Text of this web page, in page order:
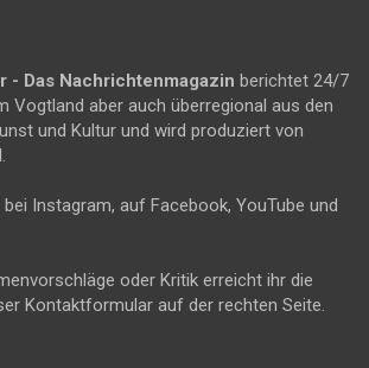
- Das Nachrichtenmagazin berichtet 24/7
Vogtland aber auch überregional aus den
und Kultur und wird produziert von
.
Instagram, auf Facebook, YouTube und
oder Kritik erreicht ihr die
Kontaktformular auf der rechten Seite.